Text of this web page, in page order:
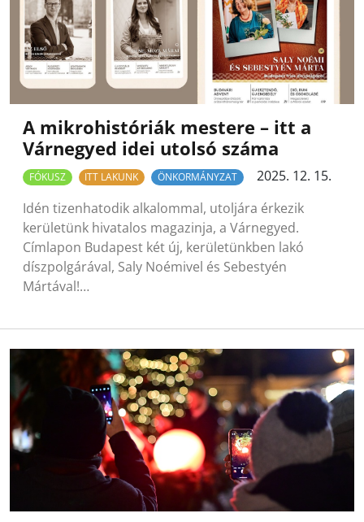
A mikrohistóriák mestere – itt a
Várnegyed idei utolsó száma
FÓKUSZ ITT LAKUNK ÖNKORMÁNYZAT
2025. 12. 15.
Idén tizenhatodik alkalommal, utoljára érkezik
kerületünk hivatalos magazinja, a Várnegyed.
Címlapon Budapest két új, kerületünkben lakó
díszpolgárával, Saly Noémivel és Sebestyén
Mártával!…